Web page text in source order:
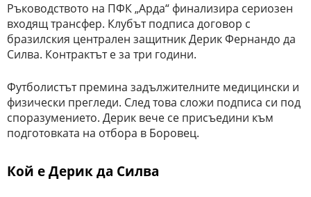
Ръководството на ПФК „Арда“ финализира сериозен
входящ трансфер. Клубът подписа договор с
бразилския централен защитник Дерик Фернандо да
Силва. Контрактът е за три години.
Футболистът премина задължителните медицински и
физически прегледи. След това сложи подписа си под
споразумението. Дерик вече се присъедини към
подготовката на отбора в Боровец.
Кой е Дерик да Силва